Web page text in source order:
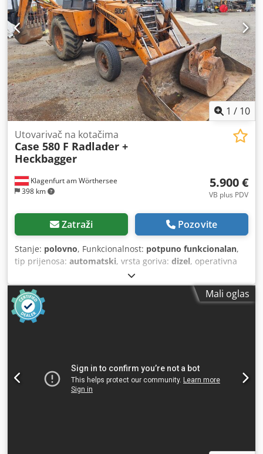
1 / 10
Klagenfurt am Wörthersee
398 km
Utovarivač na kotačima
Case 580 F Radlader +
Heckbagger
5.900 €
VB plus PDV
Zatraži Pozovite
Stanje: polovno, Funkcionalnost: potpuno funkcionalan,
tip prijenosa: automatski, vrsta goriva: dizel, operativna
, konfiguracija osovina:
registracija:10/1977, Godina izgradnje:1977, Oprema:
hidraulika
Mali oglas